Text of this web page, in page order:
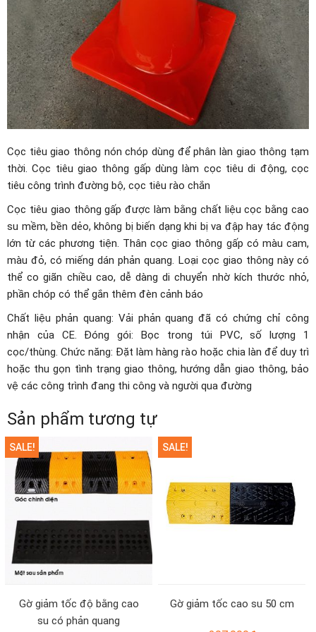
Cọc tiêu giao thông nón chóp dùng để phân làn giao thông tạm
thời. Cọc tiêu giao thông gấp dùng làm cọc tiêu di động, cọc
tiêu công trình đường bộ, cọc tiêu rào chắn
Cọc tiêu giao thông gấp được làm bằng chất liệu cọc bằng cao
su mềm, bền dẻo, không bị biến dạng khi bị va đập hay tác động
lớn từ các phương tiện. Thân cọc giao thông gấp có màu cam,
màu đỏ, có miếng dán phản quang. Loại cọc giao thông này có
thể co giãn chiều cao, dễ dàng di chuyển nhờ kích thước nhỏ,
phần chóp có thể gắn thêm đèn cảnh báo
Chất liệu phản quang: Vải phản quang đã có chứng chỉ công
nhận của CE. Đóng gói: Bọc trong túi PVC, số lượng 1
cọc/thùng. Chức năng: Đặt làm hàng rào hoặc chia làn để duy trì
hoặc thu gọn tình trạng giao thông, hướng dẫn giao thông, bảo
vệ các công trình đang thi công và người qua đường
Sản phẩm tương tự
SALE!
Gờ giảm tốc độ bằng cao
su có phản quang
SALE!
Gờ giảm tốc cao su 50 cm